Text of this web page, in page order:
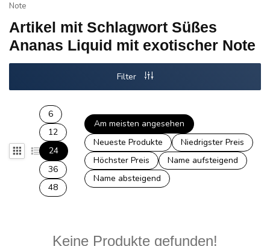
Note
Artikel mit Schlagwort Süßes
Ananas Liquid mit exotischer Note
Filter
6
12
24
36
48
Am meisten angesehen
Neueste Produkte
Niedrigster Preis
Höchster Preis
Name aufsteigend
Name absteigend
Keine Produkte gefunden!